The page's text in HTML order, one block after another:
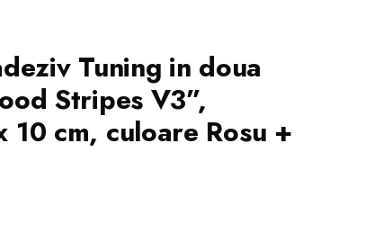
Tuning in doua
Stripes V3”,
10 cm, culoare Rosu +